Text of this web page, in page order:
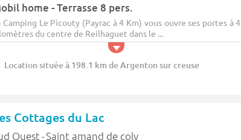
home - Terrasse 8 pers.
Camping Le Picouty (Payrac à 4 Km) vous ouvre ses portes à 4
du centre de Reilhaguet dans le ...
Location située à 198.1 km de Argenton sur creuse
Cottages du Lac
Ouest -Saint amand de coly